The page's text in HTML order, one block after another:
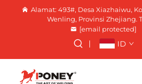
Alamat: 493#, Desa Xiazhaiwu,
Wenling, Provinsi Zhejiang.
[email protected]
ID